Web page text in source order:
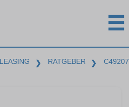
☰
LEASING ❯ RATGEBER ❯ C49207